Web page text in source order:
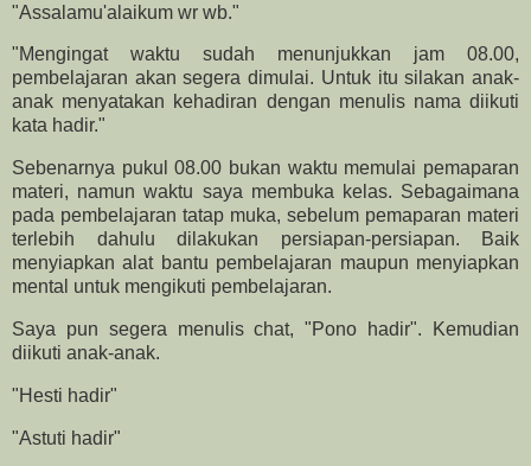
"Assalamu'alaikum wr wb."
"Mengingat waktu sudah menunjukkan jam 08.00,
pembelajaran akan segera dimulai. Untuk itu silakan anak-
anak menyatakan kehadiran dengan menulis nama diikuti
kata hadir."
Sebenarnya pukul 08.00 bukan waktu memulai pemaparan
materi, namun waktu saya membuka kelas. Sebagaimana
pada pembelajaran tatap muka, sebelum pemaparan materi
terlebih dahulu dilakukan persiapan-persiapan. Baik
menyiapkan alat bantu pembelajaran maupun menyiapkan
mental untuk mengikuti pembelajaran.
Saya pun segera menulis chat, "Pono hadir". Kemudian
diikuti anak-anak.
"Hesti hadir"
"Astuti hadir"